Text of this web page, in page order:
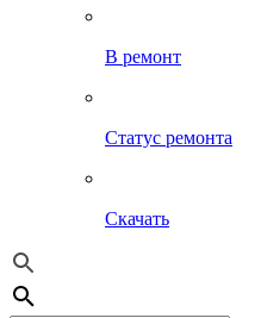
В ремонт
Статус ремонта
Скачать